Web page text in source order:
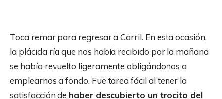
Toca remar para regresar a Carril. En esta ocasión,
la plácida ría que nos había recibido por la mañana
se había revuelto ligeramente obligándonos a
emplearnos a fondo. Fue tarea fácil al tener la
satisfacción de haber descubierto un trocito del